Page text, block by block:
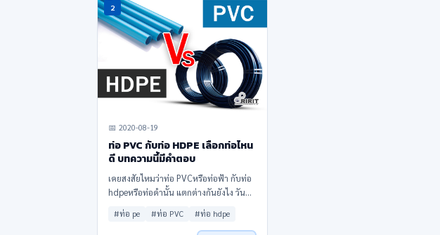
2
📅 2020-08-19
ท่อ PVC กับท่อ HDPE เลือกท่อไหน
ดี บทความนี้มีคำตอบ
เคยสงสัยไหมว่าท่อ PVCหรือท่อฟ้า กับท่อ
hdpeหรือท่อดำนั้น แตกต่างกันยังไง วันนี้
โดยตรงเลยครับ เลือกท่อไหนดี บทความนี้
#ท่อ pe #ท่อ PVC #ท่อ hdpe